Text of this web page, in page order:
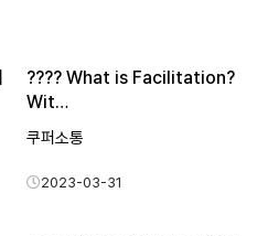
???? What is Facilitation?
Wit…
쿠퍼소통
2023-03-31